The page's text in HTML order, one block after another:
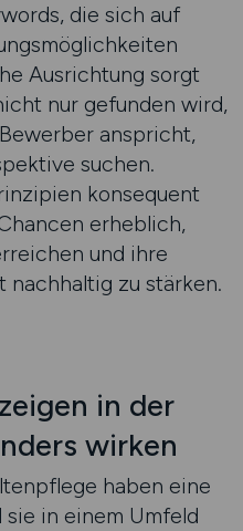
die sich auf
Ausrichtung sorgt
nur gefunden wird,
anspricht,
suchen.
konsequent
erheblich,
und ihre
nachhaltig zu stärken.
in der
wirken
haben eine
in einem Umfeld